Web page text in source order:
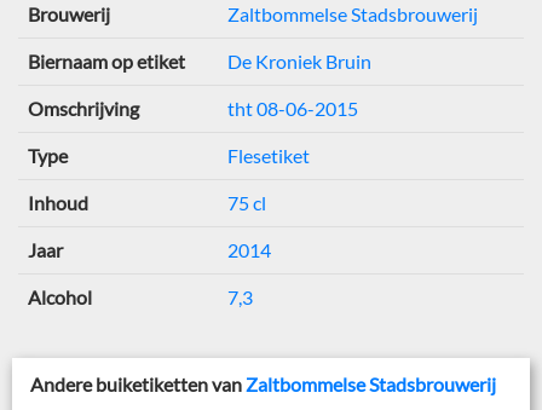
Brouwerij Zaltbommelse Stadsbrouwerij
Biernaam op etiket De Kroniek Bruin
Omschrijving tht 08-06-2015
Type Flesetiket
Inhoud 75 cl
Jaar 2014
Alcohol 7,3
Andere buiketiketten vanZaltbommelse Stadsbrouwerij